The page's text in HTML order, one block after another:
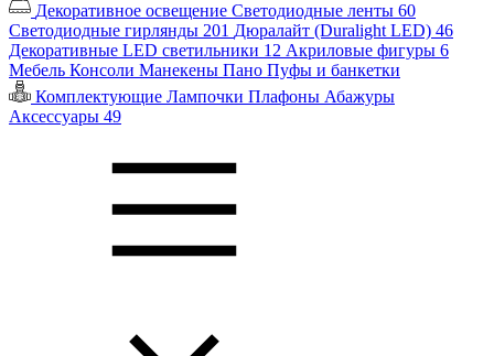
Декоративное освещение Светодиодные ленты 60
Светодиодные гирлянды 201 Дюралайт (Duralight LED) 46
Декоративные LED светильники 12 Акриловые фигуры 6
Мебель Консоли Манекены Пано Пуфы и банкетки
Комплектующие Лампочки Плафоны Абажуры
Аксессуары 49